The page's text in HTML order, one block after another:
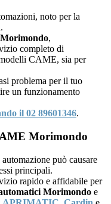
noto per la
,
completo di
CAME, sia per
problema per il tuo
un funzionamento
il 02 89601346.
Morimondo
può causare
principali.
rapido e affidabile per
Morimondo e